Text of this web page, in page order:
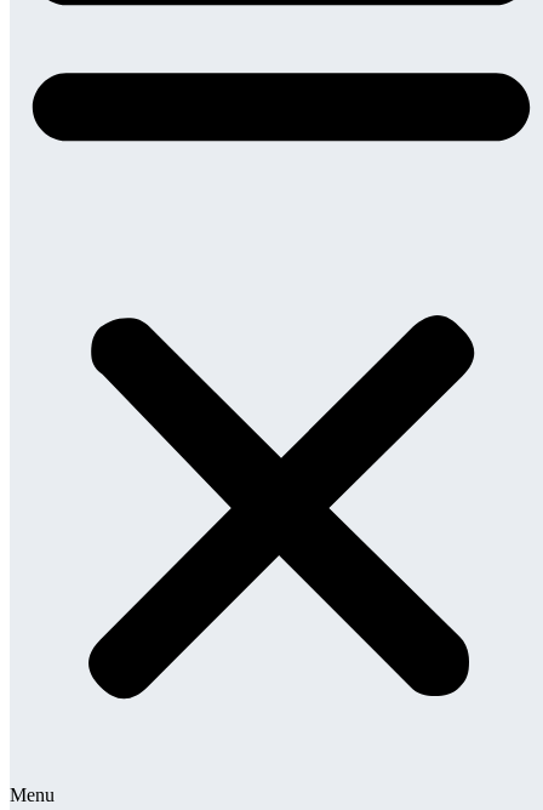
Menu